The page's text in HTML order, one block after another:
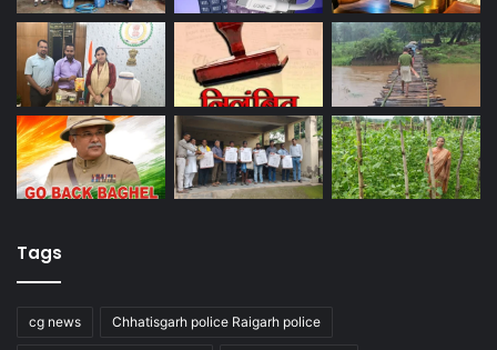
Tags
cg news Chhatisgarh police Raigarh police